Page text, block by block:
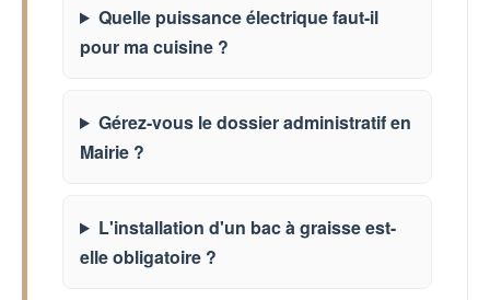
Quelle puissance électrique faut-il
pour ma cuisine ?
Gérez-vous le dossier administratif en
Mairie ?
L'installation d'un bac à graisse est-
elle obligatoire ?